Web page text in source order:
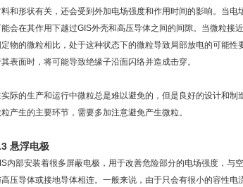
和形状有关，还会受到外加电场强度和作用时间的影响。当
会在其作用下越过GIS外壳和高压导体之间的间隙。当微粒接
物的微粒相比，处于这种状态下的微粒导致局部放电的可能
表面时，将可能导致绝缘子沿面闪络并造成击穿。
际的生产和运行中微粒总是难以避免的，但是良好的设计和
产生的主要环节，需要多加注意避免产生微粒。
悬浮电极
内部安装着很多屏蔽电极，用于改善危险部分的电场强度，与
压导体或接地导体相连。一般来说，由于只会有很小的容性